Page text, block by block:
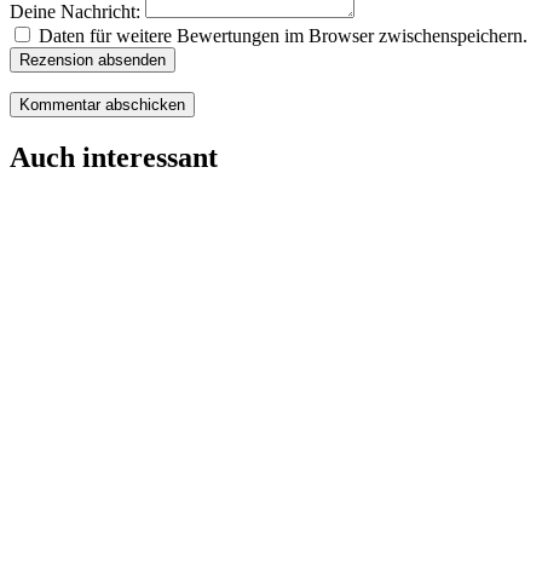
Deine Nachricht:
Daten für weitere Bewertungen im Browser zwischenspeichern.
Rezension absenden
Auch interessant